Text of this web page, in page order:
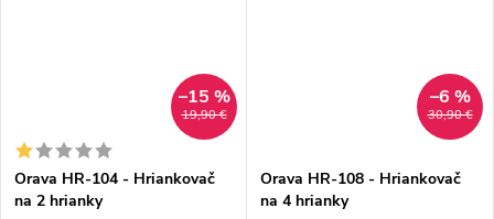
19,90 €
–15 %
Orava HR-104 - Hriankovač
na 2 hrianky
30,90 €
–6 %
Orava HR-108 - Hriankovač
na 4 hrianky